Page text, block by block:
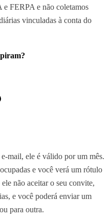
FERPA e não coletamos
vinculadas à conta do
mail, ele é válido por um mês.
e você verá um rótulo
não aceitar o seu convite,
e você poderá enviar um
para outra.